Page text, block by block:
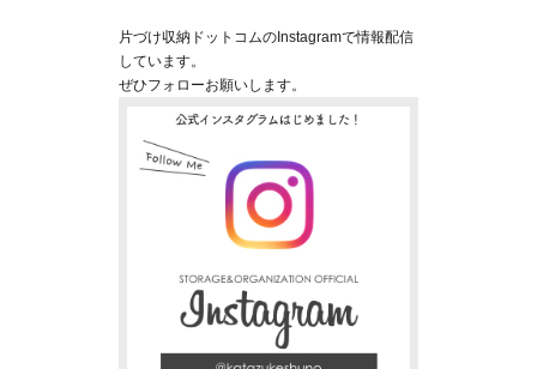
片づけ収納ドットコムのInstagramで情報配信
しています。
ぜひフォローお願いします。